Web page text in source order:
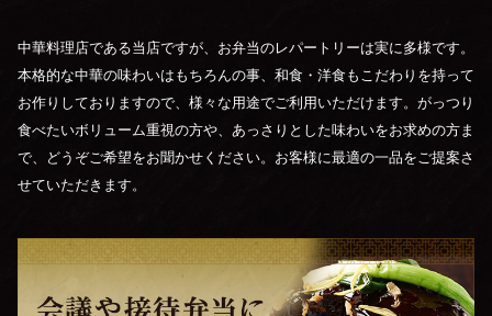
中華料理店である当店ですが、お弁当のレパートリーは実に多様です。
本格的な中華の味わいはもちろんの事、和食・洋食もこだわりを持って
お作りしておりますので、様々な用途でご利用いただけます。がっつり
食べたいボリューム重視の方や、あっさりとした味わいをお求めの方ま
で、どうぞご希望をお聞かせください。お客様に最適の一品をご提案さ
せていただきます。